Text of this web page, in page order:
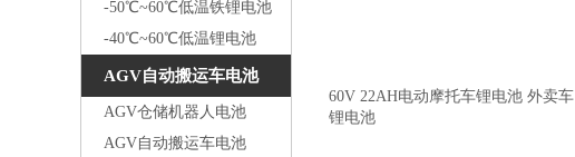
-50℃~60℃低温铁锂电池
-40℃~60℃低温锂电池
AGV自动搬运车电池
AGV仓储机器人电池
AGV自动搬运车电池
60V 22AH电动摩托车锂电池 外卖车
锂电池